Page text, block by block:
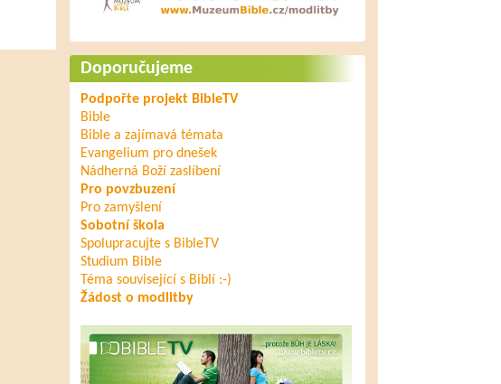
Doporučujeme
Podpořte projekt BibleTV
Bible
Bible a zajímavá témata
Evangelium pro dnešek
Nádherná Boží zaslíbení
Pro povzbuzení
Pro zamyšlení
Sobotní škola
Spolupracujte s BibleTV
Studium Bible
Téma související s Biblí :-)
Žádost o modlitby